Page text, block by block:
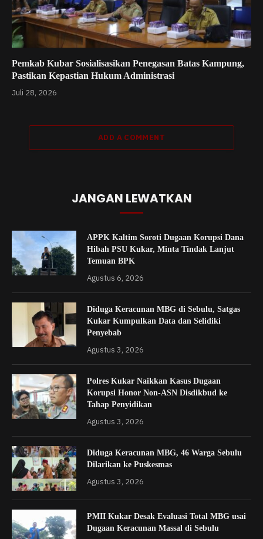
Pemkab Kubar Sosialisasikan Penegasan Batas Kampung,
Pastikan Kepastian Hukum Administrasi
Juli 28, 2026
ADD A COMMENT
JANGAN LEWATKAN
APPK Kaltim Soroti Dugaan Korupsi Dana
Hibah PSU Kukar, Minta Tindak Lanjut
Temuan BPK
Agustus 6, 2026
Diduga Keracunan MBG di Sebulu, Satgas
Kukar Kumpulkan Data dan Selidiki
Penyebab
Agustus 3, 2026
Polres Kukar Naikkan Kasus Dugaan
Korupsi Honor Non-ASN Disdikbud ke
Tahap Penyidikan
Agustus 3, 2026
Diduga Keracunan MBG, 46 Warga Sebulu
Dilarikan ke Puskesmas
Agustus 3, 2026
PMII Kukar Desak Evaluasi Total MBG usai
Dugaan Keracunan Massal di Sebulu